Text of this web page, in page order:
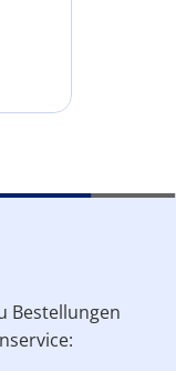
Bestellungen